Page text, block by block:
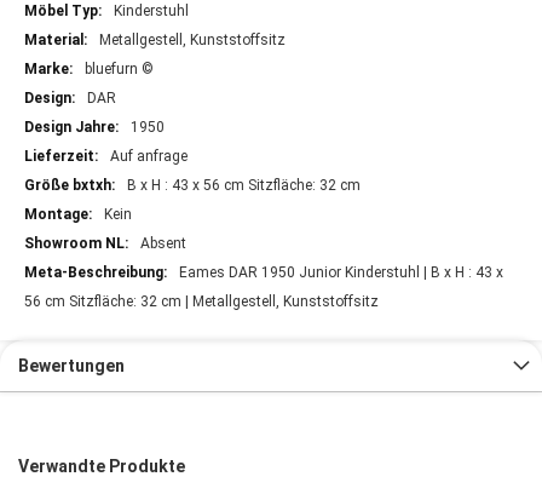
Kinderstuhl
Metallgestell, Kunststoffsitz
bluefurn ©
DAR
1950
Auf anfrage
B x H : 43 x 56 cm Sitzfläche: 32 cm
Kein
Absent
Eames DAR 1950 Junior Kinderstuhl | B x H : 43 x
56 cm Sitzfläche: 32 cm | Metallgestell, Kunststoffsitz
Bewertungen
Verwandte Produkte